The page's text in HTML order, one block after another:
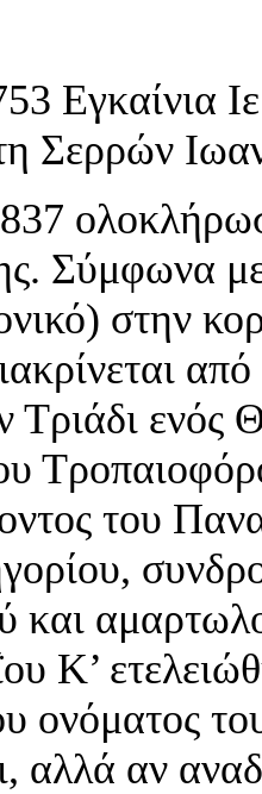
Εγκαίνια
Σερρών
Σύμφωνα
στην
Τριάδι ενός
του
και
Κ’
ονόματος
αλλά αν